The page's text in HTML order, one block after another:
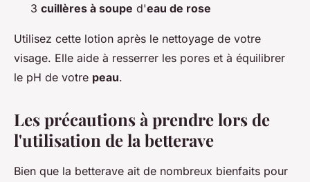
3 cuillères à soupe d'eau de rose
Utilisez cette lotion après le nettoyage de votre
visage. Elle aide à resserrer les pores et à équilibrer
le pH de votre peau.
Les précautions à prendre lors de
l'utilisation de la betterave
Bien que la betterave ait de nombreux bienfaits pour